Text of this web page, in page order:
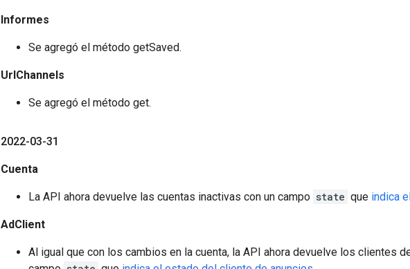
Informes
Se agregó el método getSaved.
UrlChannels
Se agregó el método get.
2022-03-31
Cuenta
La API ahora devuelve las cuentas inactivas con un campo state que indica
AdClient
Al igual que con los cambios en la cuenta, la API ahora devuelve los clientes